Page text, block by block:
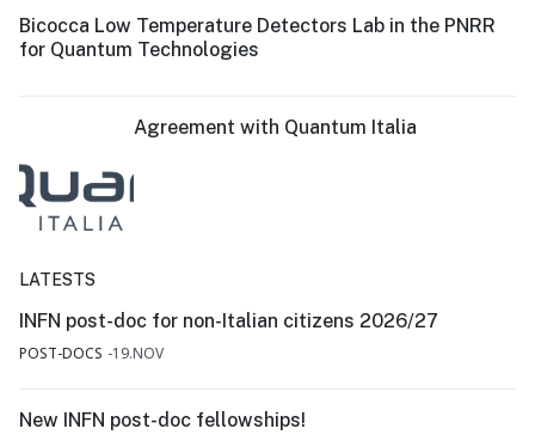
Bicocca Low Temperature Detectors Lab in the PNRR
for Quantum Technologies
Agreement with Quantum Italia
LATESTS
INFN post-doc for non-Italian citizens 2026/27
POST-DOCS 19.NOV
New INFN post-doc fellowships!